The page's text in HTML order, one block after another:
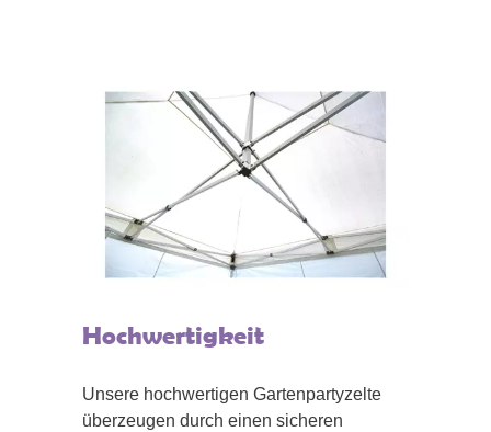
Hochwertigkeit
Unsere hochwertigen Gartenpartyzelte
überzeugen durch einen sicheren